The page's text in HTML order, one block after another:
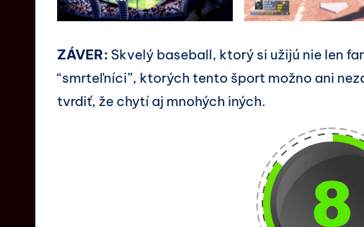
ZÁVER: Skvelý baseball, ktorý si užijú nie len
“smrteľníci”, ktorých tento šport možno ani
tvrdiť, že chytí aj mnohých iných.